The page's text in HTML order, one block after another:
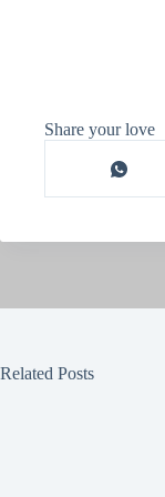
Share your love
Related Posts